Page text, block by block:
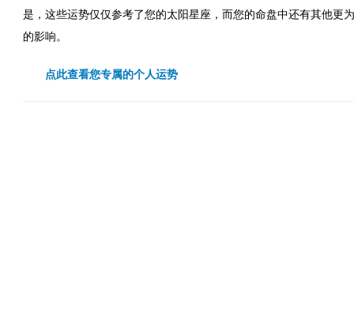
是，这些运势仅仅参考了您的太阳星座，而您的命盘中还有其他更
的影响。
点此查看您专属的个人运势